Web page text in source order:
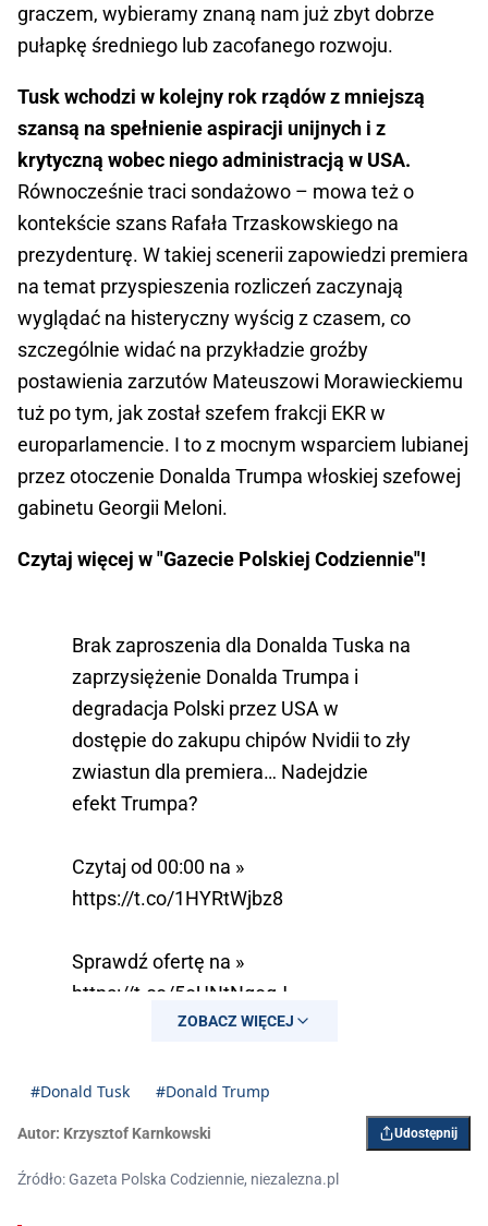
graczem, wybieramy znaną nam już zbyt dobrze
pułapkę średniego lub zacofanego rozwoju.
Tusk wchodzi w kolejny rok rządów z mniejszą
szansą na spełnienie aspiracji unijnych i z
krytyczną wobec niego administracją w USA.
Równocześnie traci sondażowo – mowa też o
kontekście szans Rafała Trzaskowskiego na
prezydenturę. W takiej scenerii zapowiedzi premiera
na temat przyspieszenia rozliczeń zaczynają
wyglądać na histeryczny wyścig z czasem, co
szczególnie widać na przykładzie groźby
postawienia zarzutów Mateuszowi Morawieckiemu
tuż po tym, jak został szefem frakcji EKR w
europarlamencie. I to z mocnym wsparciem lubianej
przez otoczenie Donalda Trumpa włoskiej szefowej
gabinetu Georgii Meloni.
Czytaj więcej w "Gazecie Polskiej Codziennie"!
Brak zaproszenia dla Donalda Tuska na
zaprzysiężenie Donalda Trumpa i
degradacja Polski przez USA w
dostępie do zakupu chipów Nvidii to zły
zwiastun dla premiera… Nadejdzie
efekt Trumpa?
Czytaj od 00:00 na »
https://t.co/1HYRtWjbz8
Sprawdź ofertę na »
https://t.co/5oUNtNgoqJ
pic.twitter.com/uWMPyWdW74
ZOBACZ WIĘCEJ
#Donald Tusk #Donald Trump
Autor: Krzysztof Karnkowski Udostępnij
Źródło: Gazeta Polska Codziennie, niezalezna.pl